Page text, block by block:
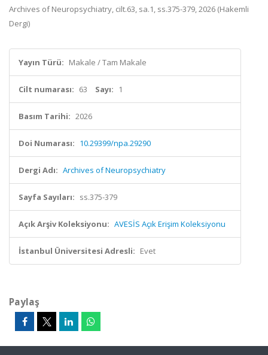
Archives of Neuropsychiatry, cilt.63, sa.1, ss.375-379, 2026 (Hakemli
Dergi)
Yayın Türü: Makale / Tam Makale
Cilt numarası: 63 Sayı: 1
Basım Tarihi: 2026
Doi Numarası: 10.29399/npa.29290
Dergi Adı: Archives of Neuropsychiatry
Sayfa Sayıları: ss.375-379
Açık Arşiv Koleksiyonu: AVESİS Açık Erişim Koleksiyonu
İstanbul Üniversitesi Adresli: Evet
Paylaş